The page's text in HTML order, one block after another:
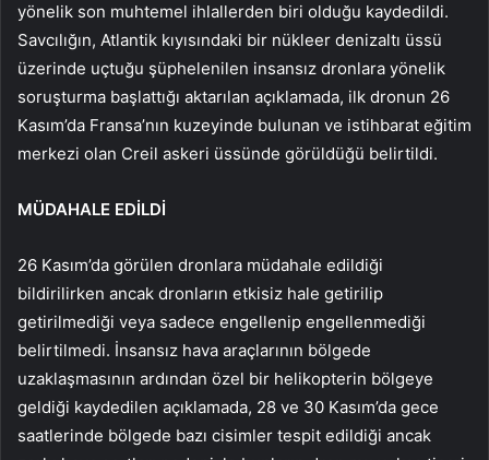
yönelik son muhtemel ihlallerden biri olduğu kaydedildi.
Savcılığın, Atlantik kıyısındaki bir nükleer denizaltı üssü
üzerinde uçtuğu şüphelenilen insansız dronlara yönelik
soruşturma başlattığı aktarılan açıklamada, ilk dronun 26
Kasım’da Fransa’nın kuzeyinde bulunan ve istihbarat eğitim
merkezi olan Creil askeri üssünde görüldüğü belirtildi.
MÜDAHALE EDİLDİ
26 Kasım’da görülen dronlara müdahale edildiği
bildirilirken ancak dronların etkisiz hale getirilip
getirilmediği veya sadece engellenip engellenmediği
belirtilmedi. İnsansız hava araçlarının bölgede
uzaklaşmasının ardından özel bir helikopterin bölgeye
geldiği kaydedilen açıklamada, 28 ve 30 Kasım’da gece
saatlerinde bölgede bazı cisimler tespit edildiği ancak